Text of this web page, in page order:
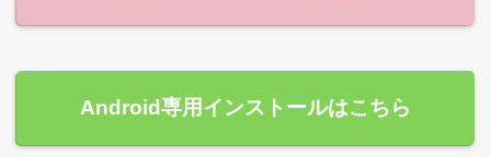
Android専用インストールはこちら